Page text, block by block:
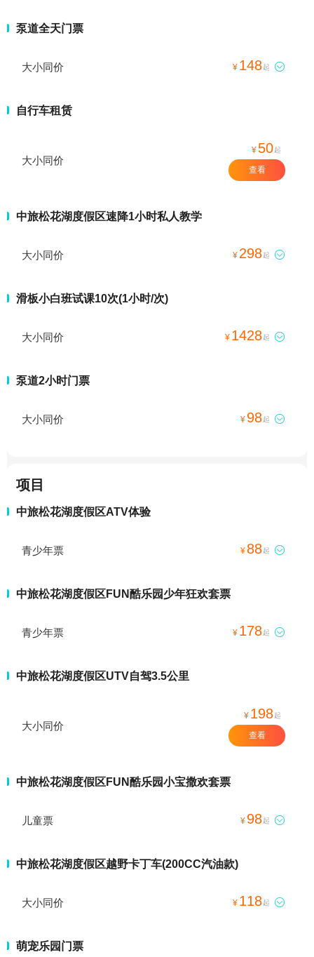
泵道全天门票
大小同价 ¥ 148起 
自行车租赁
大小同价
¥ 50起
查看
中旅松花湖度假区速降1小时私人教学
大小同价 ¥ 298起 
滑板小白班试课10次(1小时/次)
大小同价 ¥ 1428起 
泵道2小时门票
大小同价 ¥ 98起 
项目
中旅松花湖度假区ATV体验
青少年票 ¥ 88起 
中旅松花湖度假区FUN酷乐园少年狂欢套票
青少年票 ¥ 178起 
中旅松花湖度假区UTV自驾3.5公里
大小同价
¥ 198起
查看
中旅松花湖度假区FUN酷乐园小宝撒欢套票
儿童票 ¥ 98起 
中旅松花湖度假区越野卡丁车(200CC汽油款)
大小同价 ¥ 118起 
萌宠乐园门票